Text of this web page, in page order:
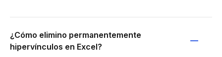
¿Cómo elimino permanentemente
hipervínculos en Excel?